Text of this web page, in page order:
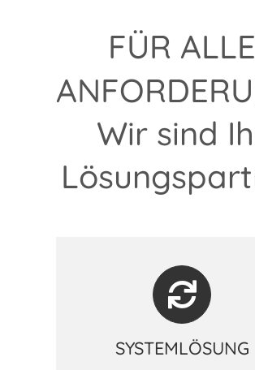
FÜR ALLE
Wir sind
SYSTEMLÖSUNG